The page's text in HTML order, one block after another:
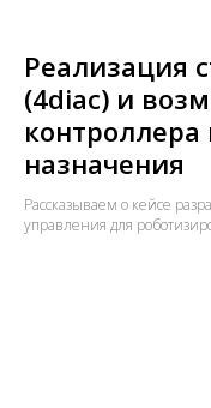
Реализация
(4diac) и
назначения
Рассказываем о кейсе
управления для